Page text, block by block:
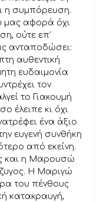
η συμπόρευση.
μας αφορά όχι
ούτε επ’
ανταποδώσει:
αυθεντική
ευδαιμονία
τον
το Γιακουμή
έλειπε κι όχι
ένα άξιο
ευγενή συνθήκη
από εκείνη.
και η Μαρουσώ
Η Μαριγώ
του πένθους
κατακραυγή,